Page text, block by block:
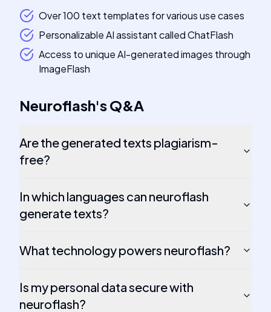
Over 100 text templates for various use cases
Personalizable AI assistant called ChatFlash
Access to unique AI-generated images through
ImageFlash
Neuroflash'sQ&A
Are the generated texts plagiarism-
free?
In which languages can neuroflash
generate texts?
What technology powers neuroflash?
Is my personal data secure with
neuroflash?